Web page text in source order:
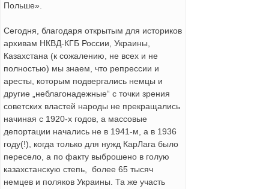
Польше».
Сегодня, благодаря открытым для историков
архивам НКВД-КГБ России, Украины,
Казахстана (к сожалению, не всех и не
полностью) мы знаем, что репрессии и
аресты, которым подвергались немцы и
другие „неблагонадежные“ с точки зрения
советских властей народы не прекращались
начиная с 1920-х годов, а массовые
депортации начались не в 1941-м, а в 1936
году(!), когда только для нужд КарЛага было
пересело, а по факту выброшено в голую
казахстанскую степь, более 65 тысяч
немцев и поляков Украины. Та же участь